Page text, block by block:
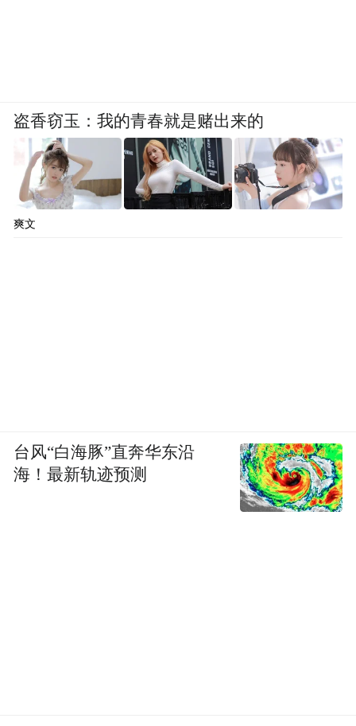
盗香窃玉：我的青春就是赌出来的
爽文
台风“白海豚”直奔华东沿
海！最新轨迹预测